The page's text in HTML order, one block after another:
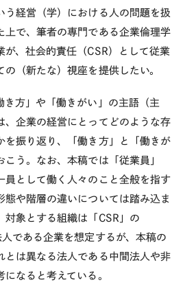
う経営（学）における人の問題を扱
上で、筆者の専門である企業倫理学
が、社会的責任（CSR）として従業
（新たな）視座を提供したい。
き方」や「働きがい」の主語（主
、企業の経営にとってどのような存
を振り返り、「働き方」と「働きが
う。なお、本稿では「従業員」
員として働く人々のこと全般を指す
態や階層の違いについては踏み込ま
対象とする組織は「CSR」の
人である企業を想定するが、本稿の
とは異なる法人である中間法人や非
なると考えている。